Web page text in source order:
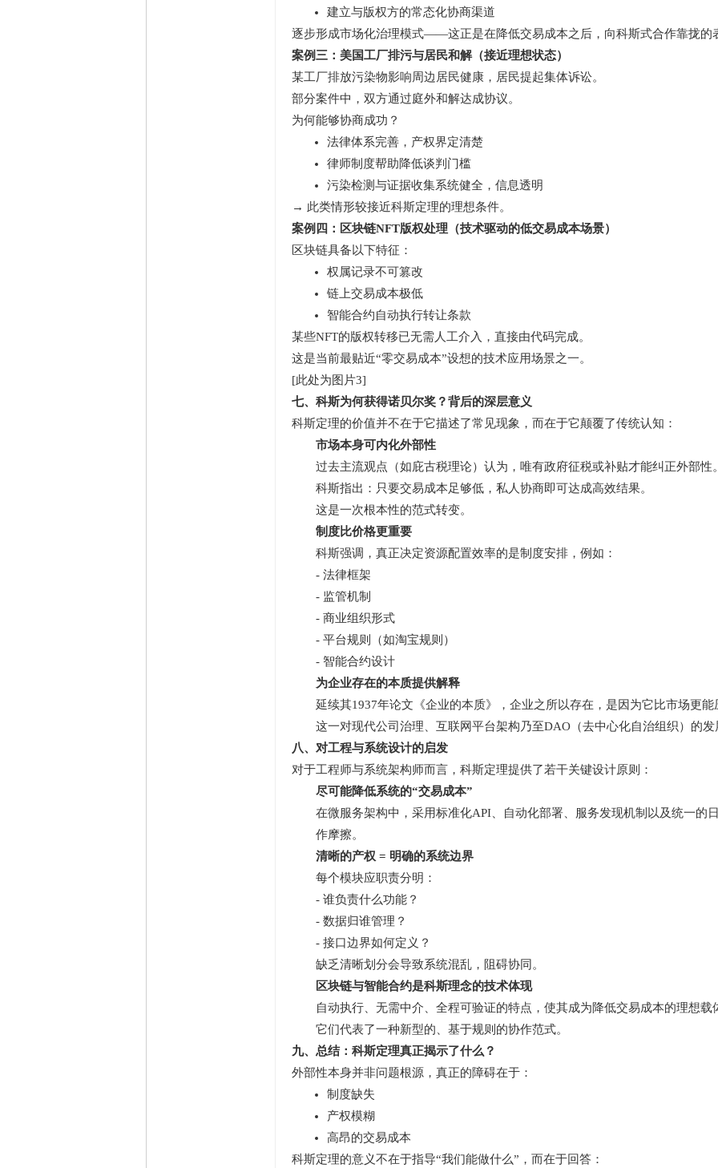
建立与版权方的常态化协商渠道
逐步形成市场化治理模式——这正是在降低交易成本之后，向科斯式合作靠拢的
案例三：美国工厂排污与居民和解（接近理想状态）
某工厂排放污染物影响周边居民健康，居民提起集体诉讼。
部分案件中，双方通过庭外和解达成协议。
为何能够协商成功？
法律体系完善，产权界定清楚
律师制度帮助降低谈判门槛
污染检测与证据收集系统健全，信息透明
→ 此类情形较接近科斯定理的理想条件。
案例四：区块链NFT版权处理（技术驱动的低交易成本场景）
区块链具备以下特征：
权属记录不可篡改
链上交易成本极低
智能合约自动执行转让条款
某些NFT的版权转移已无需人工介入，直接由代码完成。
这是当前最贴近“零交易成本”设想的技术应用场景之一。
[此处为图片3]
七、科斯为何获得诺贝尔奖？背后的深层意义
科斯定理的价值并不在于它描述了常见现象，而在于它颠覆了传统认知：
市场本身可内化外部性
过去主流观点（如庇古税理论）认为，唯有政府征税或补贴才能纠正外部性
科斯指出：只要交易成本足够低，私人协商即可达成高效结果。
这是一次根本性的范式转变。
制度比价格更重要
科斯强调，真正决定资源配置效率的是制度安排，例如：
- 法律框架
- 监管机制
- 商业组织形式
- 平台规则（如淘宝规则）
- 智能合约设计
为企业存在的本质提供解释
延续其1937年论文《企业的本质》，企业之所以存在，是因为它比市场更
这一对现代公司治理、互联网平台架构乃至DAO（去中心化自治组织）的
八、对工程与系统设计的启发
对于工程师与系统架构师而言，科斯定理提供了若干关键设计原则：
尽可能降低系统的“交易成本”
在微服务架构中，采用标准化API、自动化部署、服务发现机制以及统一的
作摩擦。
清晰的产权 = 明确的系统边界
每个模块应职责分明：
- 谁负责什么功能？
- 数据归谁管理？
- 接口边界如何定义？
缺乏清晰划分会导致系统混乱，阻碍协同。
区块链与智能合约是科斯理念的技术体现
自动执行、无需中介、全程可验证的特点，使其成为降低交易成本的理想载
它们代表了一种新型的、基于规则的协作范式。
九、总结：科斯定理真正揭示了什么？
外部性本身并非问题根源，真正的障碍在于：
制度缺失
产权模糊
高昂的交易成本
科斯定理的意义不在于指导“我们能做什么”，而在于回答：